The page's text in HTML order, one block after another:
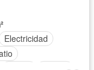
Electricidad